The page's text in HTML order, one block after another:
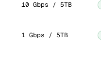
10 Gbps / 5TB
1 Gbps / 5TB